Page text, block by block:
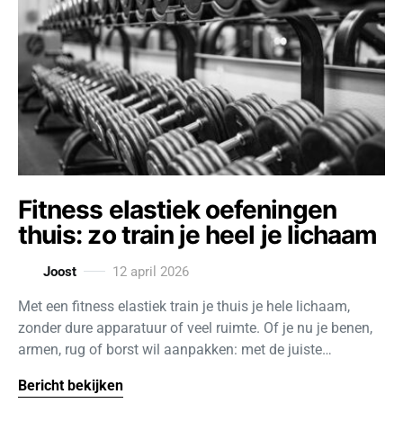
Fitness elastiek oefeningen
thuis: zo train je heel je lichaam
Joost 12 april 2026
Met een fitness elastiek train je thuis je hele lichaam,
zonder dure apparatuur of veel ruimte. Of je nu je benen,
armen, rug of borst wil aanpakken: met de juiste…
Bericht bekijken